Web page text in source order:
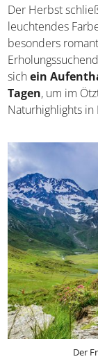
Almwirtschaft ist
Der Herbst
leuchtendes
eine besonders
sichein
Naturhighlights in